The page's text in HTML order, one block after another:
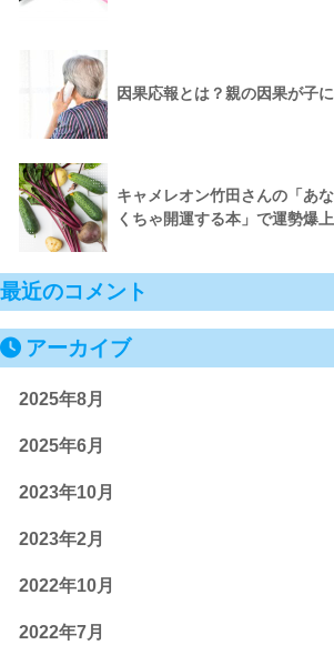
因果応報とは？親の因果が子
キャメレオン竹田さんの「あ
くちゃ開運する本」で運勢爆
最近のコメント
アーカイブ
2025年8月
2025年6月
2023年10月
2023年2月
2022年10月
2022年7月